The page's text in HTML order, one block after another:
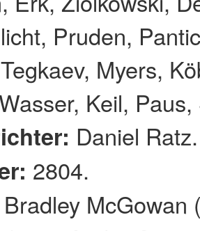
Pruden,
Myers,
Keil,
Daniel Ratz.
2804.
McGowan